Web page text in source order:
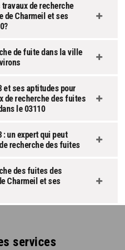
de recherche
de Charmeil et ses
de fuite dans la ville
et ses aptitudes pour
de recherche des fuites
le 03110
: un expert qui peut
recherche des fuites
des fuites des
Charmeil et ses
services